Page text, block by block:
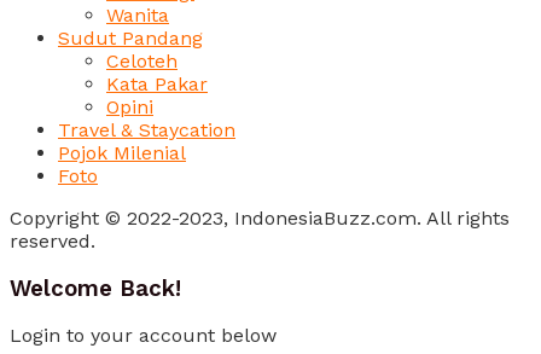
Wanita
Sudut Pandang
Celoteh
Kata Pakar
Opini
Travel & Staycation
Pojok Milenial
Foto
Copyright © 2022-2023, IndonesiaBuzz.com. All rights
reserved.
Welcome Back!
Login to your account below